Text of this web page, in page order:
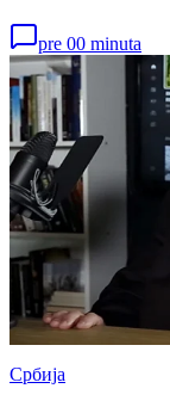
pre 00 minuta
Србија